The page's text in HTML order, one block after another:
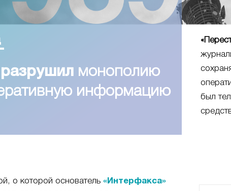
монополию
информацию
был
о которой основатель «Интерфакса»